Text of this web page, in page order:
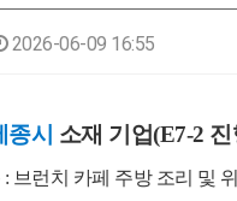
2026-06-09 16:55
종시 소재 기업(E7-2
: 브런치 카페 주방 조리 및